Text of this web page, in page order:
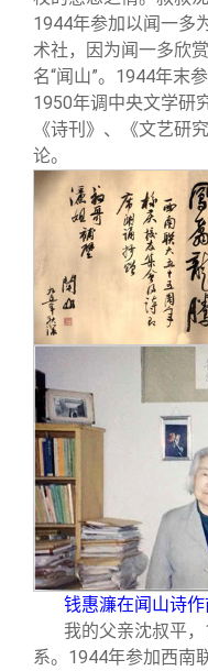
1944年参加以闻一多
术社，因为闻一多欣
名“闻山”。1944年末
1950年调中央文学研
《诗刊》、《文艺研
论。
钱惠濂在闻山诗作
我的父亲沈叔平
系。1944年参加西南